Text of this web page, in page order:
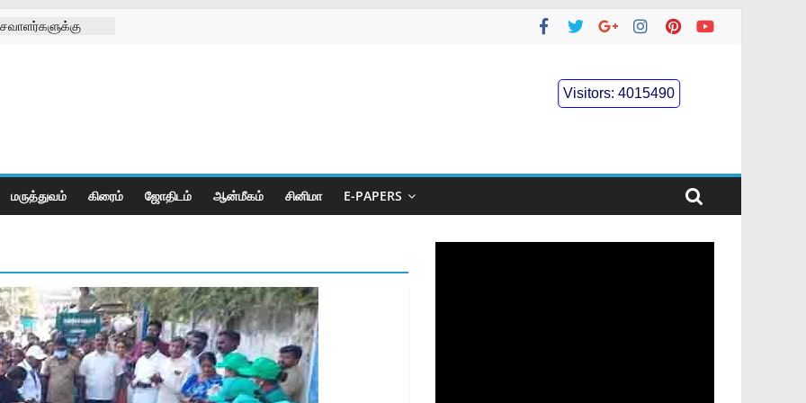
சார்பாக
Visitors:4015490
மருத்துவம் கிரைம் ஜோ‌திட‌ம் ஆன்மீகம் சினிமா E-PAPERS